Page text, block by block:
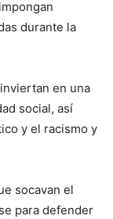
durante la
en una
social, así
y el racismo y
socavan el
para defender